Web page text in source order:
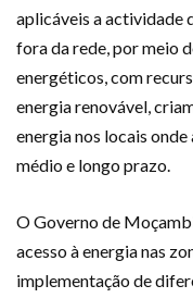
aplicáveis a actividade
fora da rede, por meio
energéticos, com
energia renovável,
energia nos locais
médio e longo prazo.
O Governo de
acesso à energia nas
implementação de